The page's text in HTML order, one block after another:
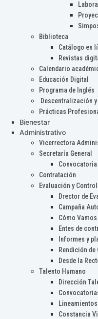
Biblioteca
Catálogo en
Revistas
Calendario
Educación Digital
Programa de Inglés
Descentralización
Prácticas
Bienestar
Administrativo
Vicerrectora
Secretaría General
Contratación
Evaluación y Control
Drector de
Campaña
Cómo Vamos
Entes de
Informes y
Rendición de
Desde la
Talento Humano
Dirección
Lineamientos
Constancia